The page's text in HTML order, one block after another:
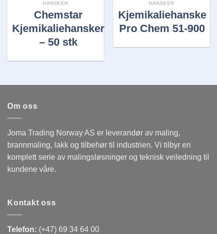
HANSKER
Chemstar
Kjemikaliehansker
– 50 stk
HANSKER
Kjemikaliehanske
Pro Chem 51-900
Om oss
Joma Trading Norway AS er leverandør av maling,
brannmaling, lakk og tilbehør til industrien. Vi tilbyr en
komplett serie av malingsløsninger og teknisk veiledning til
kundene våre.
Kontakt oss
Telefon: (+47) 69 34 64 00